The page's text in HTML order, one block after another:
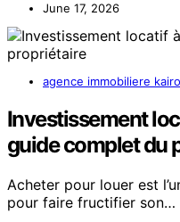
June 17, 2026
agence immobiliere
Investissement
guide complet du
Acheter pour louer est
pour faire fructifier son…